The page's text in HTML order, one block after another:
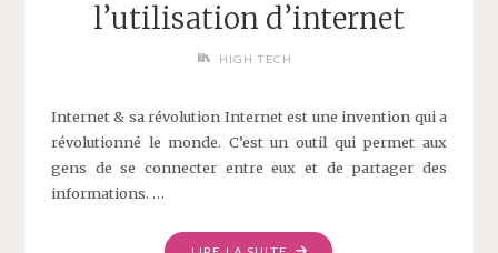
l’utilisation d’internet
HIGH TECH
Internet & sa révolution Internet est une invention qui a
révolutionné le monde. C’est un outil qui permet aux
gens de se connecter entre eux et de partager des
informations. …